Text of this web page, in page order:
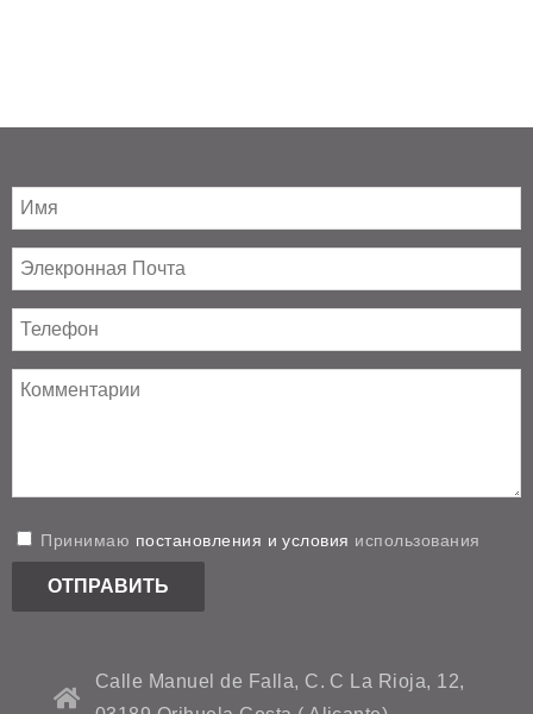
Принимаю постановления и условия использования
Calle Manuel de Falla, C. C La Rioja, 12,